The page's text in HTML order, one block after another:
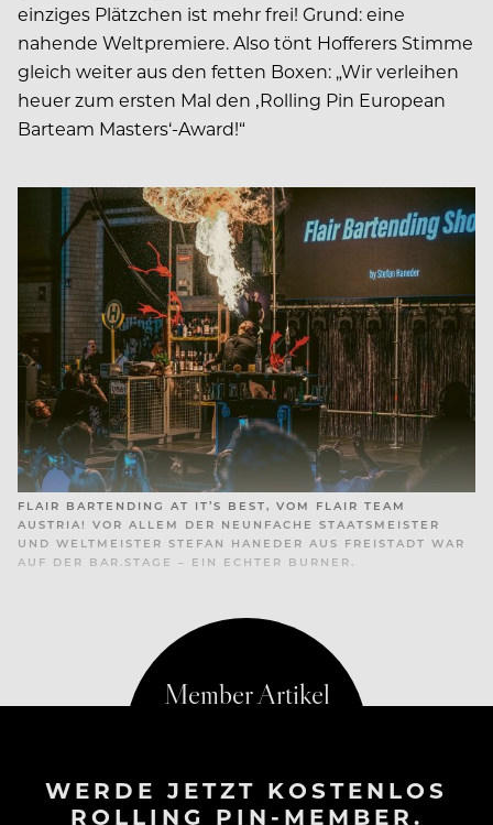
einziges Plätzchen ist mehr frei! Grund: eine
nahende Weltpremiere. Also tönt Hofferers Stimme
gleich weiter aus den fetten Boxen: „Wir verleihen
heuer zum ersten Mal den ‚Rolling Pin European
Barteam Masters‘-Award!“
FLAIR BARTENDING AT IT’S BEST, VOM FLAIR TEAM
AUSTRIA! VOR ALLEM DER NEUNFACHE STAATSMEISTER
UND WELTMEISTER STEFAN HANEDER AUS FREISTADT WAR
AUF DER BAR.STAGE – EIN ECHTER BURNER.
www.rollingpinconvention.com
WERDE JETZT KOSTENLOS
ROLLING PIN-MEMBER.